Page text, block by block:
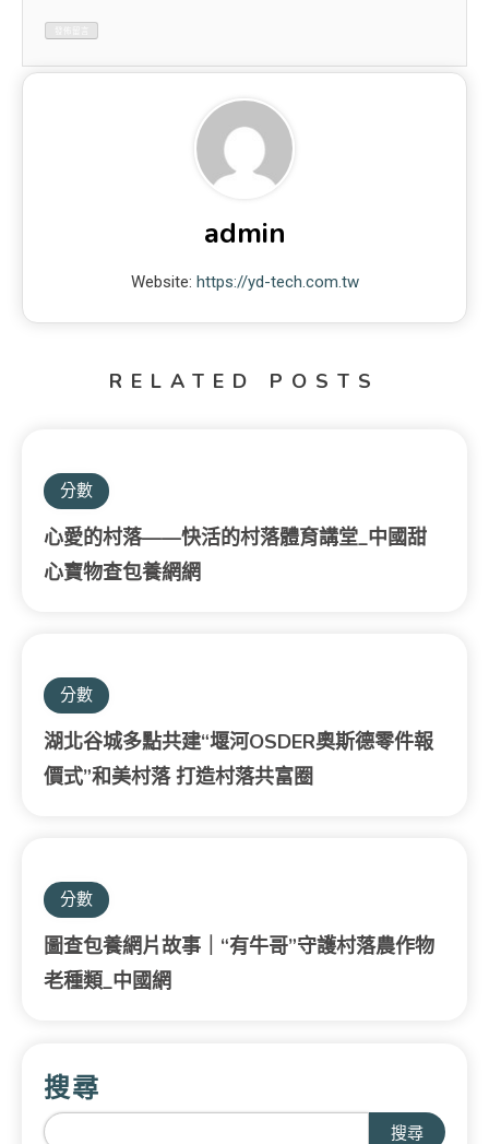
admin
Website: https://yd-tech.com.tw
RELATED POSTS
分數
心愛的村落——快活的村落體育講堂_中國甜
心寶物查包養網網
分數
湖北谷城多點共建“堰河OSDER奧斯德零件報
價式”和美村落 打造村落共富圈
分數
圖查包養網片故事｜“有牛哥”守護村落農作物
老種類_中國網
搜尋
搜尋